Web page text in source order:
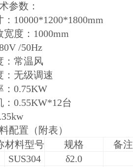
参数：
10000*1200*1800mm
宽度：1000mm
/50Hz
：常温风
：无级调速
：0.75KW
：0.55KW*12台
配置（附表）
材料型号 规格
备注
SUS304
δ2.0